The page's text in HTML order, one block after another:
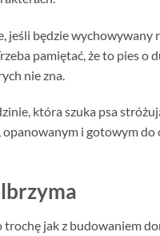
jeśli będzie wychowywany
pamiętać, że to pies o
nie zna.
która szuka psa
i gotowym do
trochę jak z budowaniem